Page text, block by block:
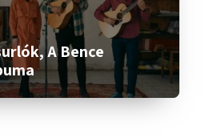
A Bence